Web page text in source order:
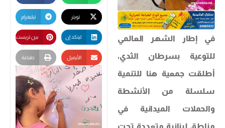
في إطار الشهر العالمي
للتوعية بسرطان الثدي،
أطلقت جمعية هنا للتنمية
سلسلة من الأنشطة
والحملات الميدانية في
تيليغرام
لينكد إن بين تريست
الأيميل طباعة